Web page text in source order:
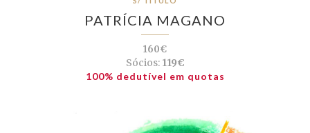
PATRÍCIA MAGANO
160€
Sócios:119€
100% dedutível em quotas